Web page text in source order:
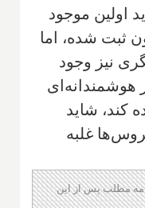
اولین موجود
ثبت شده، اما
نیز وجود
هوشمندانه‌ای
کند، شاید
غلبه
مطلب پس از این